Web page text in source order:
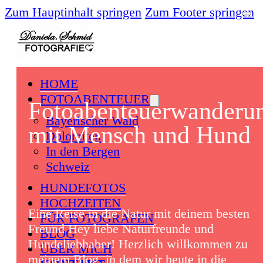
Zum Hauptinhalt springen Zum Footer springen
HOME
FOTOABENTEUER
Bayerischer Wald
Dolomiten
In den Bergen
Schweiz
HUNDEFOTOS
HOCHZEITEN
FÜR FOTOGRAFEN
BLOG
ÜBER MICH
mit Mensch und Hund
Eine Reise in die Natur mit deinem besten
Freund Hey liebe Naturfreunde und
Hundeliebhaber! Herzlich willkommen zu
meinem Blog, in dem wir heute in die